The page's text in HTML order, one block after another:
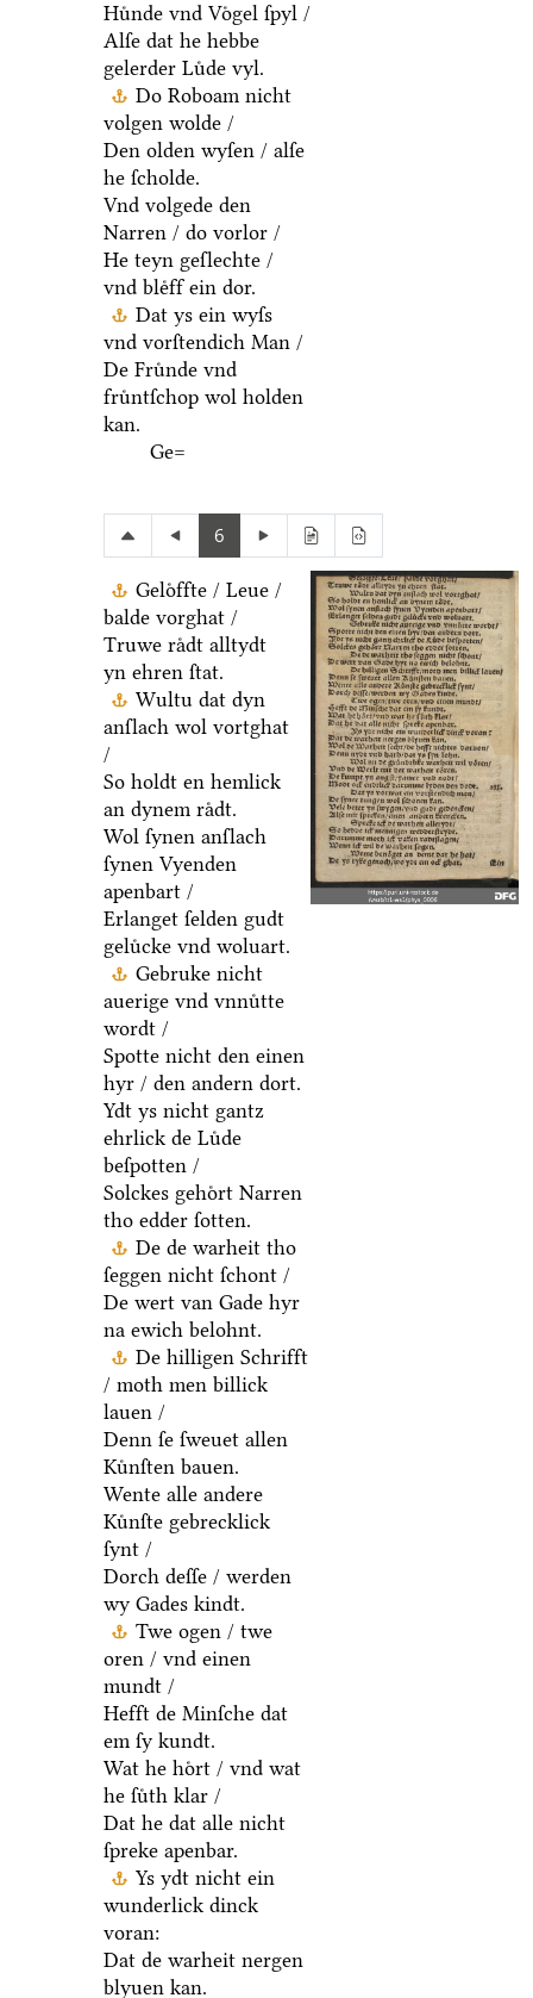
Huͤnde vnd Voͤgel ſpyl /
Alſe dat he hebbe
gelerder Luͤde vyl.
Do Roboam nicht
volgen wolde /
Den olden wyſen / alſe
he ſcholde.
Vnd volgede den
Narren / do vorlor /
He teyn geſlechte /
vnd bleͤff ein dor.
Dat ys ein wyſs
vnd vorſtendich Man /
De Fruͤnde vnd
fruͤntſchop wol holden
kan.
Ge=
6
Geloͤffte / Leue /
balde vorghat /
Truwe raͤdt alltydt
yn ehren ſtat.
Wultu dat dyn
anſlach wol vortghat
/
So holdt en hemlick
an dynem raͤdt.
Wol ſynen anſlach
ſynen Vyenden
apenbart /
Erlanget ſelden gudt
geluͤcke vnd woluart.
Gebruke nicht
auerige vnd vnnuͤtte
wordt /
Spotte nicht den einen
hyr / den andern dort.
Ydt ys nicht gantz
ehrlick de Luͤde
beſpotten /
Solckes gehoͤrt Narren
tho edder ſotten.
De de warheit tho
ſeggen nicht ſchont /
De wert van Gade hyr
na ewich belohnt.
De hilligen Schrifft
/ moth men billick
lauen /
Denn ſe ſweuet allen
Kuͤnſten bauen.
Wente alle andere
Kuͤnſte gebrecklick
ſynt /
Dorch deſſe / werden
wy Gades kindt.
Twe ogen / twe
oren / vnd einen
mundt /
Hefft de Minſche dat
em ſy kundt.
Wat he hoͤrt / vnd wat
he ſuͤth klar /
Dat he dat alle nicht
ſpreke apenbar.
Ys ydt nicht ein
wunderlick dinck
voran:
Dat de warheit nergen
blyuen kan.